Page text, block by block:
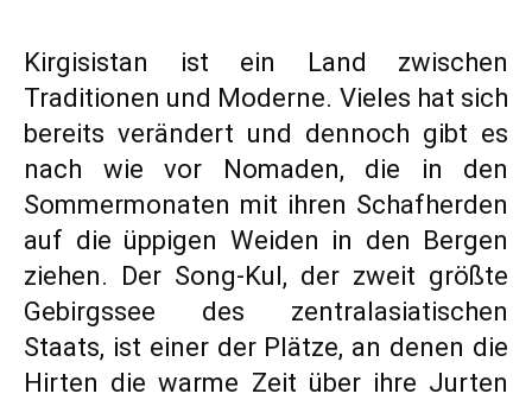
Kirgisistan ist ein Land zwischen
Traditionen und Moderne. Vieles hat sich
bereits verändert und dennoch gibt es
nach wie vor Nomaden, die in den
Sommermonaten mit ihren Schafherden
auf die üppigen Weiden in den Bergen
ziehen. Der Song-Kul, der zweit größte
Gebirgssee des zentralasiatischen
Staats, ist einer der Plätze, an denen die
Hirten die warme Zeit über ihre Jurten